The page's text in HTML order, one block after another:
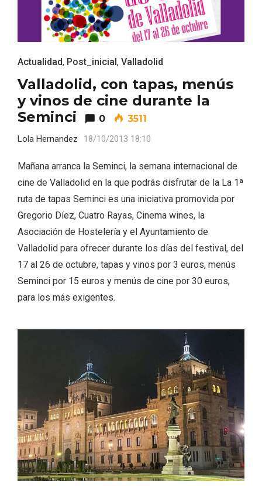
Actualidad, Post_inicial, Valladolid
Valladolid, con tapas, menús
y vinos de cine durante la
Seminci
0 3511
Lola Hernandez 18/10/2013 18:10
Mañana arranca la Seminci, la semana internacional de
cine de Valladolid en la que podrás disfrutar de la La 1ª
ruta de tapas Seminci es una iniciativa promovida por
Gregorio Díez, Cuatro Rayas, Cinema wines, la
Asociación de Hostelería y el Ayuntamiento de
Valladolid para ofrecer durante los días del festival, del
17 al 26 de octubre, tapas y vinos por 3 euros, menús
Seminci por 15 euros y menús de cine por 30 euros,
para los más exigentes.
VII Feria del Vino de Sotillo 2026 ‘Sotillo,
el Vino y Yo’
Feria del Vino de Toro 2026; descubre
“Otros Vinos de Toro”